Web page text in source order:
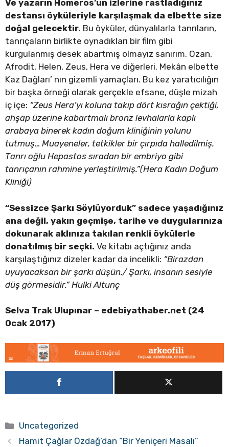
Ve yazarın Homeros’un izlerine rastladığınız
destansı öyküleriyle karşılaşmak da elbette size
doğal gelecektir. Bu öyküler, dünyalılarla tanrıların,
tanrıçaların birlikte oynadıkları bir film gibi
kurgulanmış desek abartmış olmayız sanırım. Ozan,
Afrodit, Helen, Zeus, Hera ve diğerleri. Mekân elbette
Kaz Dağları’ nın gizemli yamaçları. Bu kez yaratıcılığın
bir başka örneği olarak gerçekle efsane, düşle mizah
iç içe: “Zeus Hera’yı koluna takıp dört kısrağın çektiği,
ahşap üzerine kabartmalı bronz levhalarla kaplı
arabaya binerek kadın doğum kliniğinin yolunu
tutmuş… Muayeneler, tetkikler bir çırpıda halledilmiş.
Tanrı oğlu Hepastos sıradan bir embriyo gibi
tanrıçanın rahmine yerleştirilmiş.”(Hera Kadın Doğum
Kliniği)
“Sessizce Şarkı Söylüyorduk” sadece yaşadığınız
ana değil, yakın geçmişe, tarihe ve duygularınıza
dokunarak aklınıza takılan renkli öykülerle
donatılmış bir seçki. Ve kitabı açtığınız anda
karşılaştığınız dizeler kadar da incelikli: “Birazdan
uyuyacaksan bir şarkı düşün./ Şarkı, insanın sesiyle
düş görmesidir.” Hulki Altunç
Selva Trak Ulupınar – edebiyathaber.net (24
Ocak 2017)
Kategoriler
Uncategorized
Hamit Çağlar Özdağ’dan “Bir Yeniçeri Masalı”